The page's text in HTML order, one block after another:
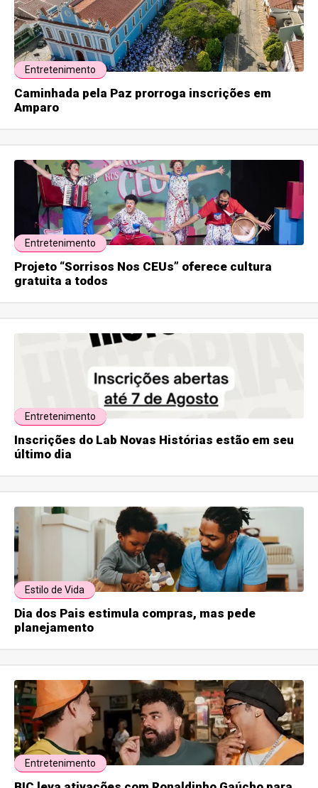
Entretenimento
Caminhada pela Paz prorroga inscrições em
Amparo
Entretenimento
Projeto “Sorrisos Nos CEUs” oferece cultura
gratuita a todos
Entretenimento
Inscrições do Lab Novas Histórias estão em seu
último dia
Estilo de Vida
Dia dos Pais estimula compras, mas pede
planejamento
Entretenimento